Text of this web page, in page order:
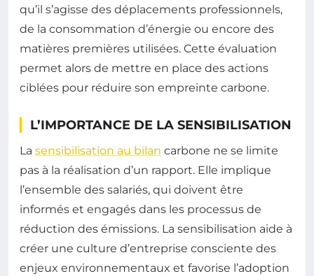
qu’il s’agisse des déplacements professionnels,
de la consommation d’énergie ou encore des
matières premières utilisées. Cette évaluation
permet alors de mettre en place des actions
ciblées pour réduire son empreinte carbone.
L’IMPORTANCE DE LA SENSIBILISATION
La sensibilisation au bilan carbone ne se limite
pas à la réalisation d’un rapport. Elle implique
l’ensemble des salariés, qui doivent être
informés et engagés dans les processus de
réduction des émissions. La sensibilisation aide à
créer une culture d’entreprise consciente des
enjeux environnementaux et favorise l’adoption